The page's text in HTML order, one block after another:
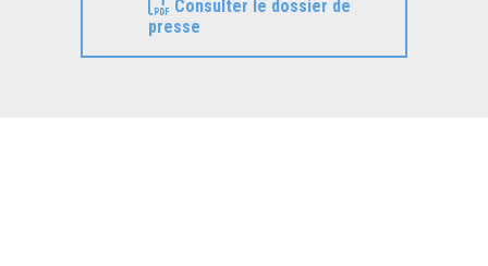
Consulter le dossier de
presse